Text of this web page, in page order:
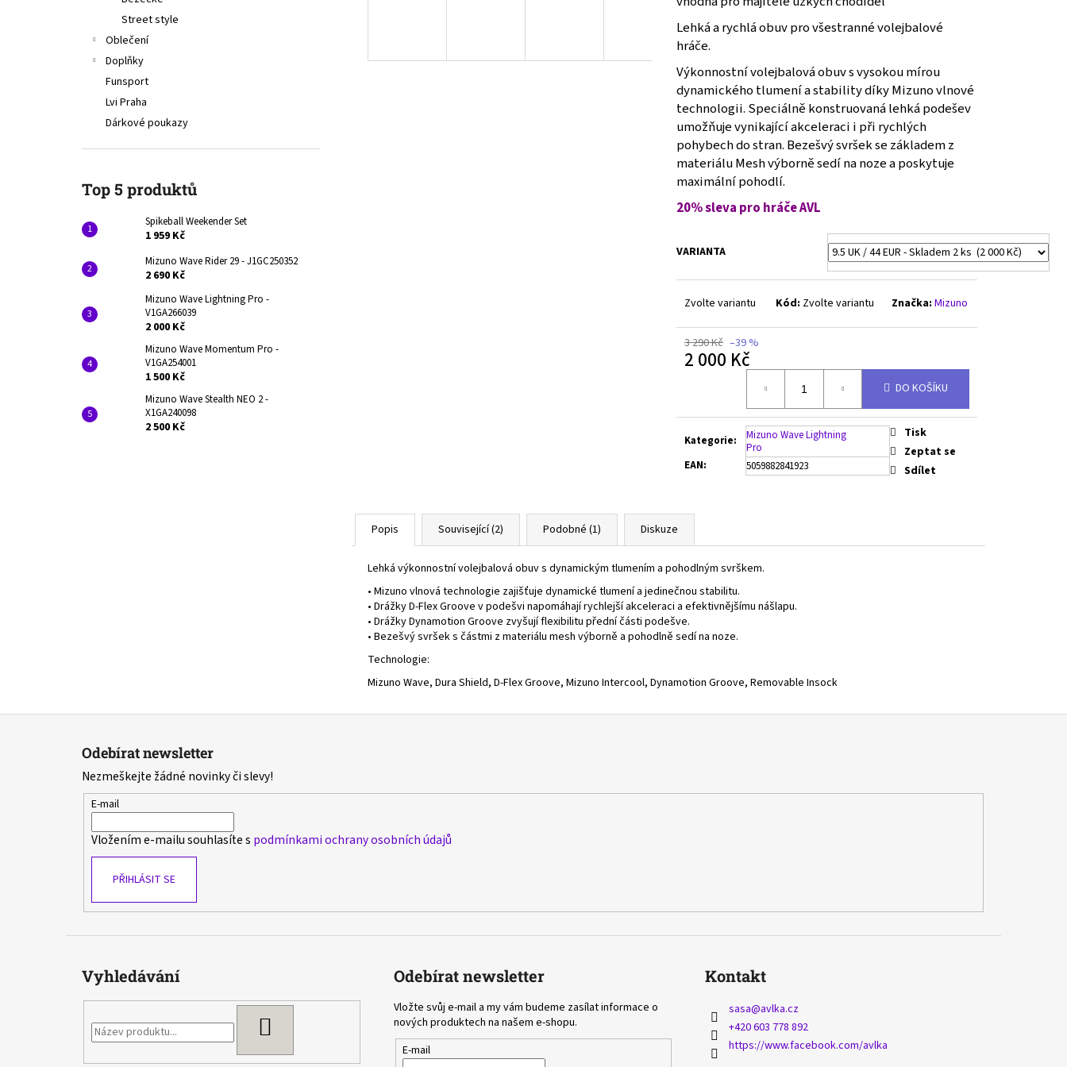
Street style
Oblečení
Doplňky
Funsport
Lvi Praha
Dárkové poukazy
Top 5 produktů
Spikeball Weekender Set
1 959 Kč
Mizuno Wave Rider 29 - J1GC250352
2 690 Kč
Mizuno Wave Lightning Pro -
V1GA266039
2 000 Kč
Mizuno Wave Momentum Pro -
V1GA254001
1 500 Kč
Mizuno Wave Stealth NEO 2 -
X1GA240098
2 500 Kč
Lehká a rychlá obuv pro všestranné volejbalové
hráče.
Výkonnostní volejbalová obuv s vysokou mírou
dynamického tlumení a stability díky Mizuno vlnové
technologii. Speciálně konstruovaná lehká podešev
umožňuje vynikající akceleraci i při rychlých
pohybech do stran. Bezešvý svršek se základem z
materiálu Mesh výborně sedí na noze a poskytuje
maximální pohodlí.
20%sleva pro hráče AVL
VARIANTA
Zvolte variantu Kód: Zvolte variantu Značka: Mizuno
3 290 Kč –39 %
2 000 Kč
DO KOŠÍKU
Kategorie:
Mizuno Wave Lightning
Pro
EAN: 5059882841923
Tisk
Zeptat se
Sdílet
Popis Související (2) Podobné (1) Diskuze
Lehká výkonnostní volejbalová obuv s dynamickým tlumením a pohodlným svrškem.
• Mizuno vlnová technologie zajišťuje dynamické tlumení a jedinečnou stabilitu.
• Drážky D-Flex Groove v podešvi napomáhají rychlejší akceleraci a efektivnějšímu nášlapu.
• Drážky Dynamotion Groove zvyšují flexibilitu přední části podešve.
• Bezešvý svršek s částmi z materiálu mesh výborně a pohodlně sedí na noze.
Technologie:
Mizuno Wave, Dura Shield, D-Flex Groove, Mizuno Intercool, Dynamotion Groove, Removable Insock
Původně:1 990 Kč 3 290 Kč
Odebírat newsletter
Nezmeškejte žádné novinky či slevy!
E-mail
Vložením e-mailu souhlasíte s podmínkami ochrany osobních údajů
PŘIHLÁSIT SE
Vyhledávání Odebírat newsletter
Vložte svůj e-mail a my vám budeme zasílat informace o
nových produktech na našem e-shopu.
E-mail
Kontakt
sasa@avlka.cz
+420 603 778 892
https://www.facebook.com/avlka